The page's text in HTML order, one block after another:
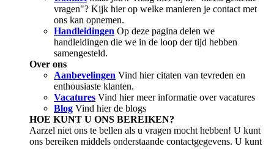
vragen"? Kijk hier op welke manieren je contact met
ons kan opnemen.
Handleidingen Op deze pagina delen we
handleidingen die we in de loop der tijd hebben
samengesteld.
Over ons
Aanbevelingen Vind hier citaten van tevreden en
enthousiaste klanten.
Vacatures Vind hier meer informatie over vacatures
Blog Vind hier de blogs
HOE KUNT U ONS BEREIKEN?
Aarzel niet ons te bellen als u vragen mocht hebben! U kunt
ons bereiken middels onderstaande contactgegevens. U kunt